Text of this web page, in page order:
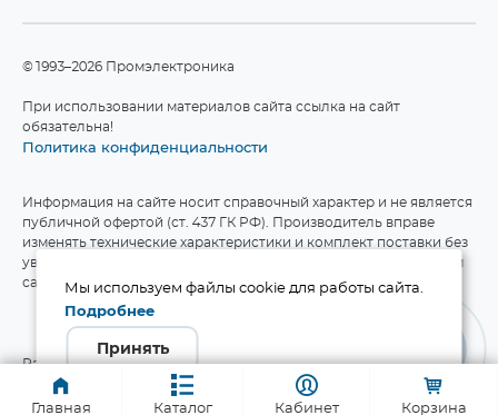
Главная Каталог Кабинет Корзина
©1993–2026 Промэлектроника
При использовании материалов сайта ссылка на сайт
обязательна!
Политика конфиденциальности
Информация на сайте носит справочный характер и не является
публичной офертой (ст. 437 ГК РФ). Производитель вправе
изменять технические характеристики и комплект поставки без
уведомления. Актуальные данные приведены на официальном
сайте производителя.
Разработка сайта
Мы используем файлы cookie для работы сайта.
Подробнее
Принять